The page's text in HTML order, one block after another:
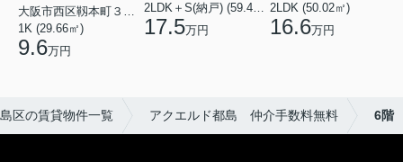
大阪市西区靱本町３丁目
1K (29.66㎡)
9.6万円
2LDK＋S(納戸) (59.48㎡)
17.5万円
2LDK (50.02㎡)
16.6万円
区の賃貸物件一覧 アクエルド都島 仲介手数料無料 6階